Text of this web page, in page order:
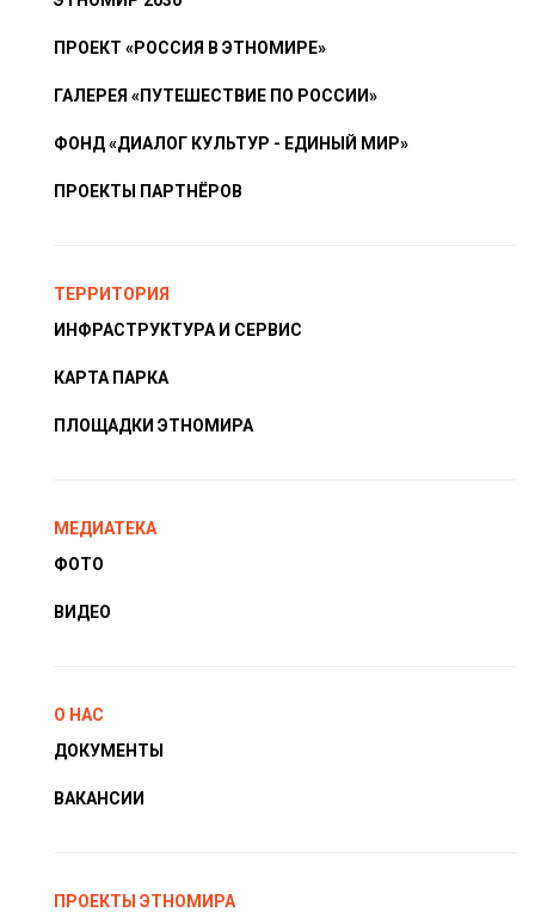
ПРОЕКТ «РОССИЯ В ЭТНОМИРЕ»
ГАЛЕРЕЯ «ПУТЕШЕСТВИЕ ПО РОССИИ»
ФОНД «ДИАЛОГ КУЛЬТУР - ЕДИНЫЙ МИР»
ПРОЕКТЫ ПАРТНЁРОВ
ТЕРРИТОРИЯ
ИНФРАСТРУКТУРА И СЕРВИС
КАРТА ПАРКА
ПЛОЩАДКИ ЭТНОМИРА
МЕДИАТЕКА
ФОТО
ВИДЕО
О НАС
ДОКУМЕНТЫ
ВАКАНСИИ
ПРОЕКТЫ ЭТНОМИРА